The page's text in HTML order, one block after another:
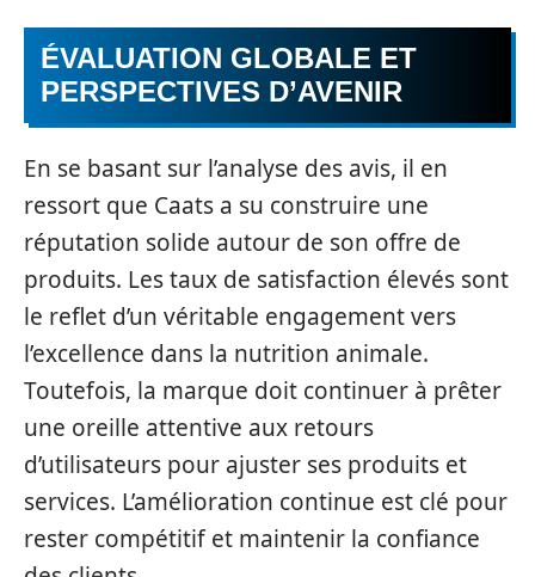
ÉVALUATION GLOBALE ET
PERSPECTIVES D’AVENIR
En se basant sur l’analyse des avis, il en
ressort que Caats a su construire une
réputation solide autour de son offre de
produits. Les taux de satisfaction élevés sont
le reflet d’un véritable engagement vers
l’excellence dans la nutrition animale.
Toutefois, la marque doit continuer à prêter
une oreille attentive aux retours
d’utilisateurs pour ajuster ses produits et
services. L’amélioration continue est clé pour
rester compétitif et maintenir la confiance